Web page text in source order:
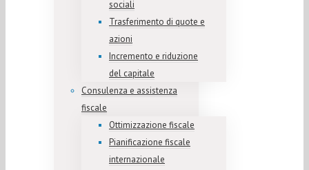
sociali
Trasferimento di quote e
azioni
Incremento e riduzione
del capitale
Consulenza e assistenza
fiscale
Ottimizzazione fiscale
Pianificazione fiscale
internazionale